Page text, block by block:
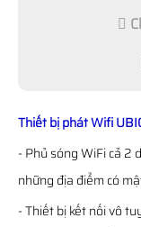
Thiết bị phát Wifi
- Phủ sóng WiFi cả 2
những địa điểm có
- Thiết bị kết nối vô